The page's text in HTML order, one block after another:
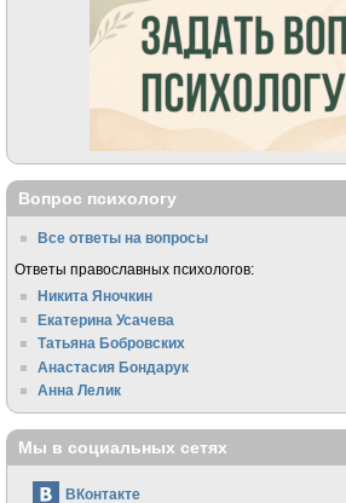
Вопрос психологу
Все ответы на вопросы
Ответы православных психологов:
Никита Яночкин
Екатерина Усачева
Татьяна Бобровских
Анастасия Бондарук
Анна Лелик
Мы в социальных сетях
ВКонтакте